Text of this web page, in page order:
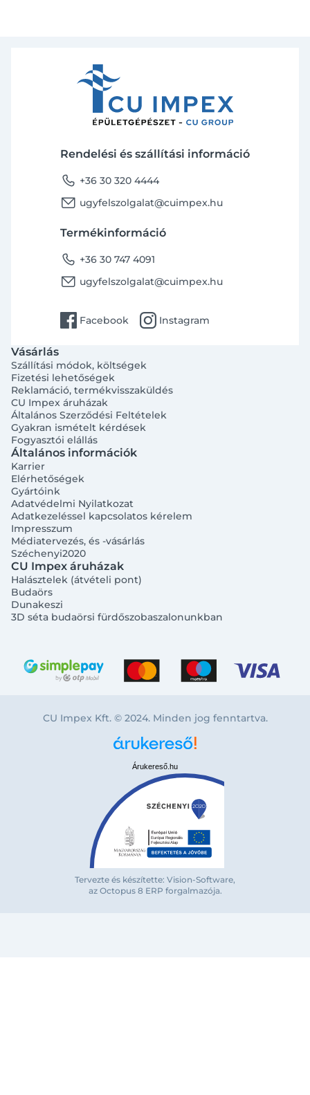
Rendelési és szállítási információ
phone +36 30 320 4444
email ugyfelszolgalat@cuimpex.hu
Termékinformáció
phone +36 30 747 4091
email ugyfelszolgalat@cuimpex.hu
facebook Facebook instagram Instagram
Vásárlás
Szállítási módok, költségek
Fizetési lehetőségek
Reklamáció, termékvisszaküldés
CU Impex áruházak
Általános Szerződési Feltételek
Gyakran ismételt kérdések
Fogyasztói elállás
Általános információk
Karrier
Elérhetőségek
Gyártóink
Adatvédelmi Nyilatkozat
Adatkezeléssel kapcsolatos kérelem
Impresszum
Médiatervezés, és -vásárlás
Széchenyi2020
CU Impex áruházak
Halásztelek (átvételi pont)
Budaörs
Dunakeszi
3D séta budaörsi fürdőszobaszalonunkban
CU Impex Kft. © 2024. Minden jog fenntartva.
Árukereső.hu
Tervezte és készítette: Vision-Software,
az Octopus 8 ERP forgalmazója.